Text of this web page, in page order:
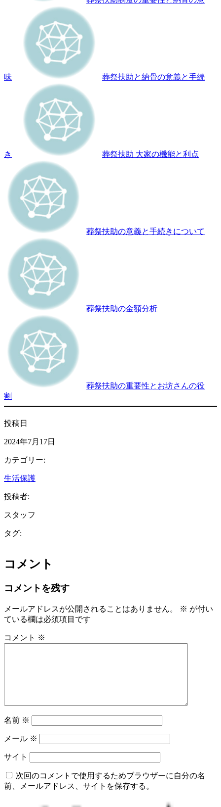
味 葬祭扶助と納骨の意義と手続
き 葬祭扶助 大家の機能と利点
葬祭扶助の意義と手続きについて
葬祭扶助の金額分析
葬祭扶助の重要性とお坊さんの役
割
投稿日
2024年7月17日
カテゴリー:
生活保護
投稿者:
スタッフ
タグ:
コメント
コメントを残す
メールアドレスが公開されることはありません。 ※ が付い
ている欄は必須項目です
コメント ※
名前 ※
メール ※
サイト
次回のコメントで使用するためブラウザーに自分の名
前、メールアドレス、サイトを保存する。